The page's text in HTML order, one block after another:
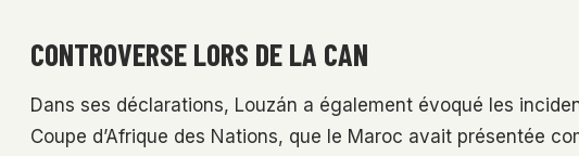
CONTROVERSE LORS DE LA CAN
Dans ses déclarations, Louzán a également évoqué les
Coupe d’Afrique des Nations, que le Maroc avait présentée